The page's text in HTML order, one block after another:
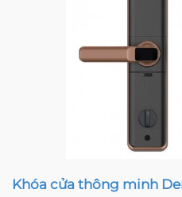
Khóa cửa thông minh